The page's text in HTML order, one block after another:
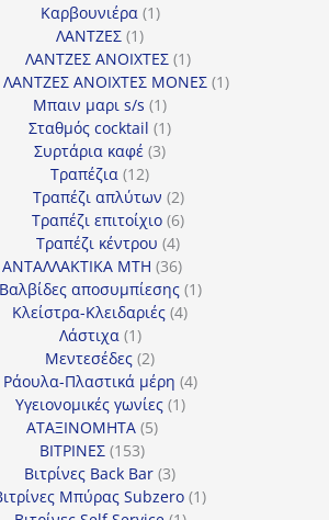
προϊόντα
Καρβουνιέρα 11
ΛΑΝΤΖΕΣ 11
προϊόν
ΛΑΝΤΖΕΣ ΑΝΟΙΧΤΕΣ 11
προϊόν
ΛΑΝΤΖΕΣ ΑΝΟΙΧΤΕΣ ΜΟΝΕΣ 11
Μπαιν μαρι s/s 11
προϊόν
Σταθμός cocktail 11
Συρτάρια καφέ 33
Τραπέζια 1212
προϊόντα
Τραπέζι απλύτων 22
προϊόντα
Τραπέζι επιτοίχιο 66
προϊόντα
Τραπέζι κέντρου 44
προϊόντα
ΑΝΤΑΛΛΑΚΤΙΚΑ MTH 3636
προϊόντα
Βαλβίδες αποσυμπίεσης 11
Κλείστρα-Κλειδαριές 44
Λάστιχα 11
προϊόν
Μεντεσέδες 22
προϊόντα
Ράουλα-Πλαστικά μέρη 44
Υγειονομικές γωνίες 11
ΑΤΑΞΙΝΟΜΗΤΑ 55
ΒΙΤΡΙΝΕΣ 153153
προϊόντα
Βιτρίνες Back Bar 33
προϊόντα
Mπύρας Subzero 11